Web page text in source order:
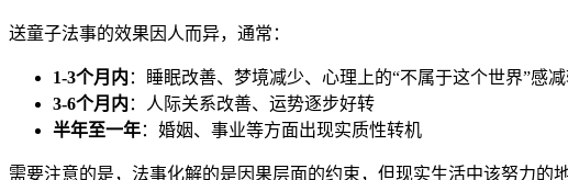
送童子法事的效果因人而异，通常：
1-3个月内 ：睡眠改善、梦境减少、心理上的“不属于这个世界”感
3-6个月内 ：人际关系改善、运势逐步好转
半年至一年：婚姻、事业等方面出现实质性转机
需要注意的是，法事化解的是因果层面的约束，但现实生活中该努力的